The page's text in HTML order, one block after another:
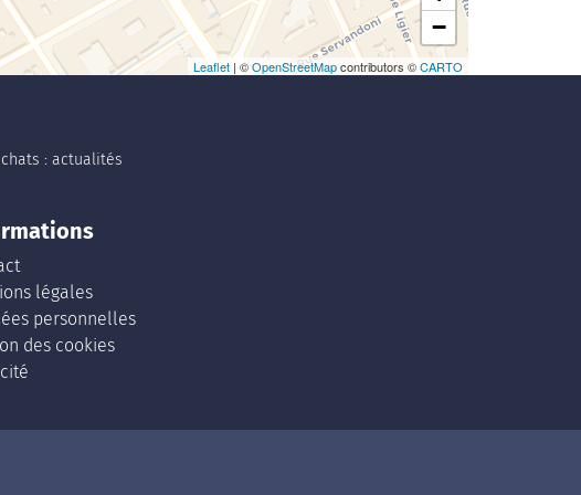
−
Leaflet | ©OpenStreetMapcontributors ©CARTO
: actualités
légales
personnelles
des cookies